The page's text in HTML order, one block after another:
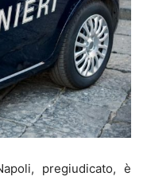
pregiudicato, è